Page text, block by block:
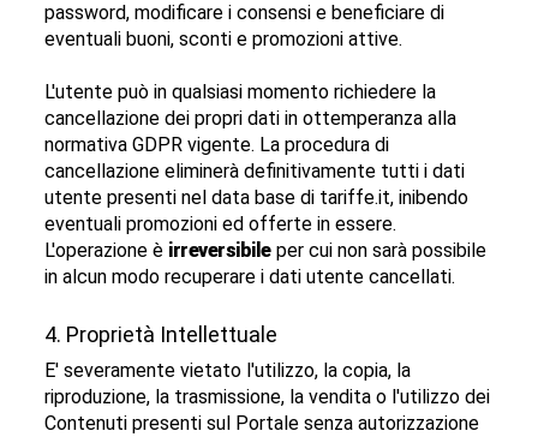
password, modificare i consensi e beneficiare di
eventuali buoni, sconti e promozioni attive.
L'utente può in qualsiasi momento richiedere la
cancellazione dei propri dati in ottemperanza alla
normativa GDPR vigente. La procedura di
cancellazione eliminerà definitivamente tutti i dati
utente presenti nel data base di tariffe.it, inibendo
eventuali promozioni ed offerte in essere.
L'operazione è irreversibileper cui non sarà possibile
in alcun modo recuperare i dati utente cancellati.
4. Proprietà Intellettuale
E' severamente vietato l'utilizzo, la copia, la
riproduzione, la trasmissione, la vendita o l'utilizzo dei
Contenuti presenti sul Portale senza autorizzazione